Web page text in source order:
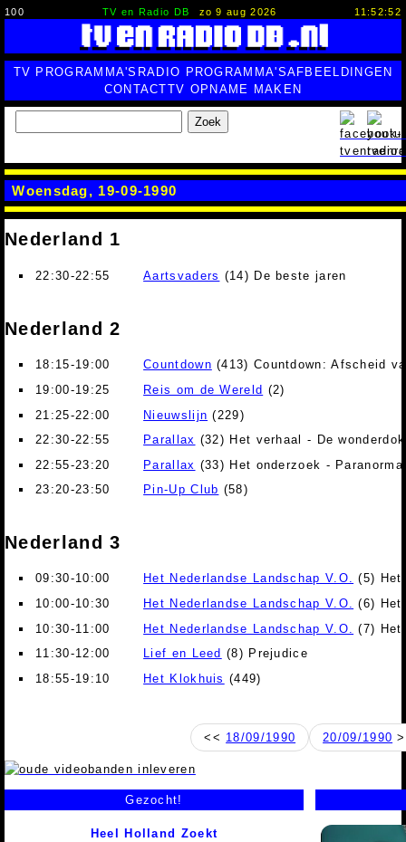
100 TV en Radio DB zo 9 aug 2026 11:52:53
TV PROGRAMMA'S RADIO PROGRAMMA'SAFBEELDINGEN
CONTACTTV OPNAME MAKEN
Zoek
Woensdag, 19-09-1990
Nederland 1
22:30-22:55 Aartsvaders (14) De beste jaren
Nederland 2
18:15-19:00 Countdown (413) Countdown: Afscheid
19:00-19:25
Reis om de Wereld (2)
21:25-22:00
Nieuwslijn (229)
22:30-22:55
Parallax (32) Het verhaal - De
22:55-23:20
Parallax (33) Het onderzoek -
23:20-23:50
Pin-Up Club (58)
Nederland 3
09:30-10:00 Het Nederlandse Landschap V.O. (5) Het
10:00-10:30
Het Nederlandse Landschap V.O. (6) Het
10:30-11:00
Het Nederlandse Landschap V.O.
(7) Het
11:30-12:00
Lief en Leed (8) Prejudice
18:55-19:10
Het Klokhuis (449)
<< 18/09/1990 20/09/1990
Gezocht!
Heel Holland Zoekt